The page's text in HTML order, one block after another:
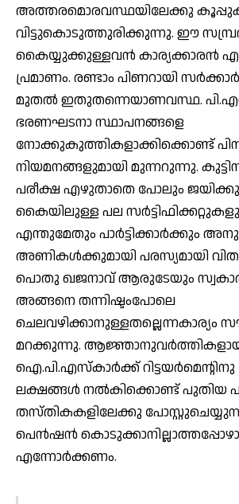
അത്തരമൊരവസ്ഥയിലേക്കു
വിട്ടുകൊടുത്തുരിക്കുന്നു. ഈ
കൈയ്യുക്കുള്ളവന്‍ കാര്യക്കാരന്‍
പ്രമാണം. രണ്ടാം പിണറായി
മുതല്‍ ഇതുതന്നെയാണവസ്ഥ.
ഭരണഘടനാ സ്ഥാപനങ്ങളെ
നോക്കുകുത്തികളാക്കിക്കൊണ്ട്
നിയമനങ്ങളുമായി മുന്നറുന്നു.
പരീക്ഷ എഴുതാതെ പോലും
കൈയിലുള്ള പല
എന്തുമേതും പാര്‍ട്ടിക്കാര്‍ക്കും
അണികള്‍ക്കുമായി പരസ്യമായി
പൊതു ഖജനാവ് ആരുടേയും
അങ്ങനെ തന്നിഷ്ടംപോലെ
ചെലവഴിക്കാനുള്ളതല്ലെന്നകാര്യം
മറക്കുന്നു.
ഐ.പി.എസ്‌കാര്‍ക്ക്
ലക്ഷങ്ങള്‍ നല്‍കിക്കൊണ്ട് പുതിയ
തസ്തികകളിലേക്കു
പെന്‍ഷന്‍
എന്നോര്‍ക്കണം.